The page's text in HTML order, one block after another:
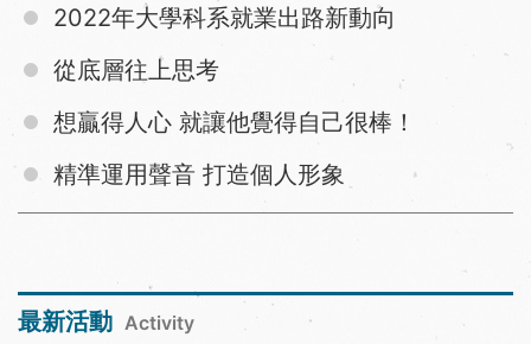
2022年大學科系就業出路新動向
從底層往上思考
想贏得人心 就讓他覺得自己很棒！
精準運用聲音 打造個人形象
最新活動 Activity